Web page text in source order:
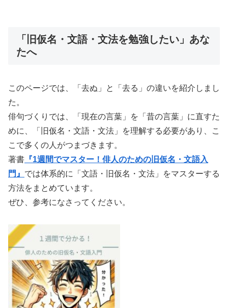
「旧仮名・文語・文法を勉強したい」あな
たへ
このページでは、「去ぬ」と「去る」の違いを紹介しまし
た。
俳句づくりでは、「現在の言葉」を「昔の言葉」に直すた
めに、「旧仮名・文語・文法」を理解する必要があり、こ
こで多くの人がつまづきます。
著書 『1週間でマスター！俳人のための旧仮名・文語入
門』 では体系的に「文語・旧仮名・文法」をマスターする
方法をまとめています。
ぜひ、参考になさってください。